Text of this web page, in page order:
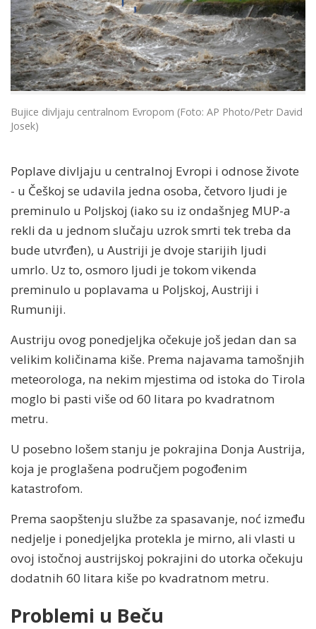
Bujice divljaju centralnom Evropom (Foto: AP Photo/Petr David
Josek)
Poplave divljaju u centralnoj Evropi i odnose živote
- u Češkoj se udavila jedna osoba, četvoro ljudi je
preminulo u Poljskoj (iako su iz ondašnjeg MUP-a
rekli da u jednom slučaju uzrok smrti tek treba da
bude utvrđen), u Austriji je dvoje starijih ljudi
umrlo. Uz to, osmoro ljudi je tokom vikenda
preminulo u poplavama u Poljskoj, Austriji i
Rumuniji.
Austriju ovog ponedjeljka očekuje još jedan dan sa
velikim količinama kiše. Prema najavama tamošnjih
meteorologa, na nekim mjestima od istoka do Tirola
moglo bi pasti više od 60 litara po kvadratnom
metru.
U posebno lošem stanju je pokrajina Donja Austrija,
koja je proglašena područjem pogođenim
katastrofom.
Prema saopštenju službe za spasavanje, noć između
nedjelje i ponedjeljka protekla je mirno, ali vlasti u
ovoj istočnoj austrijskoj pokrajini do utorka očekuju
dodatnih 60 litara kiše po kvadratnom metru.
Problemi u Beču